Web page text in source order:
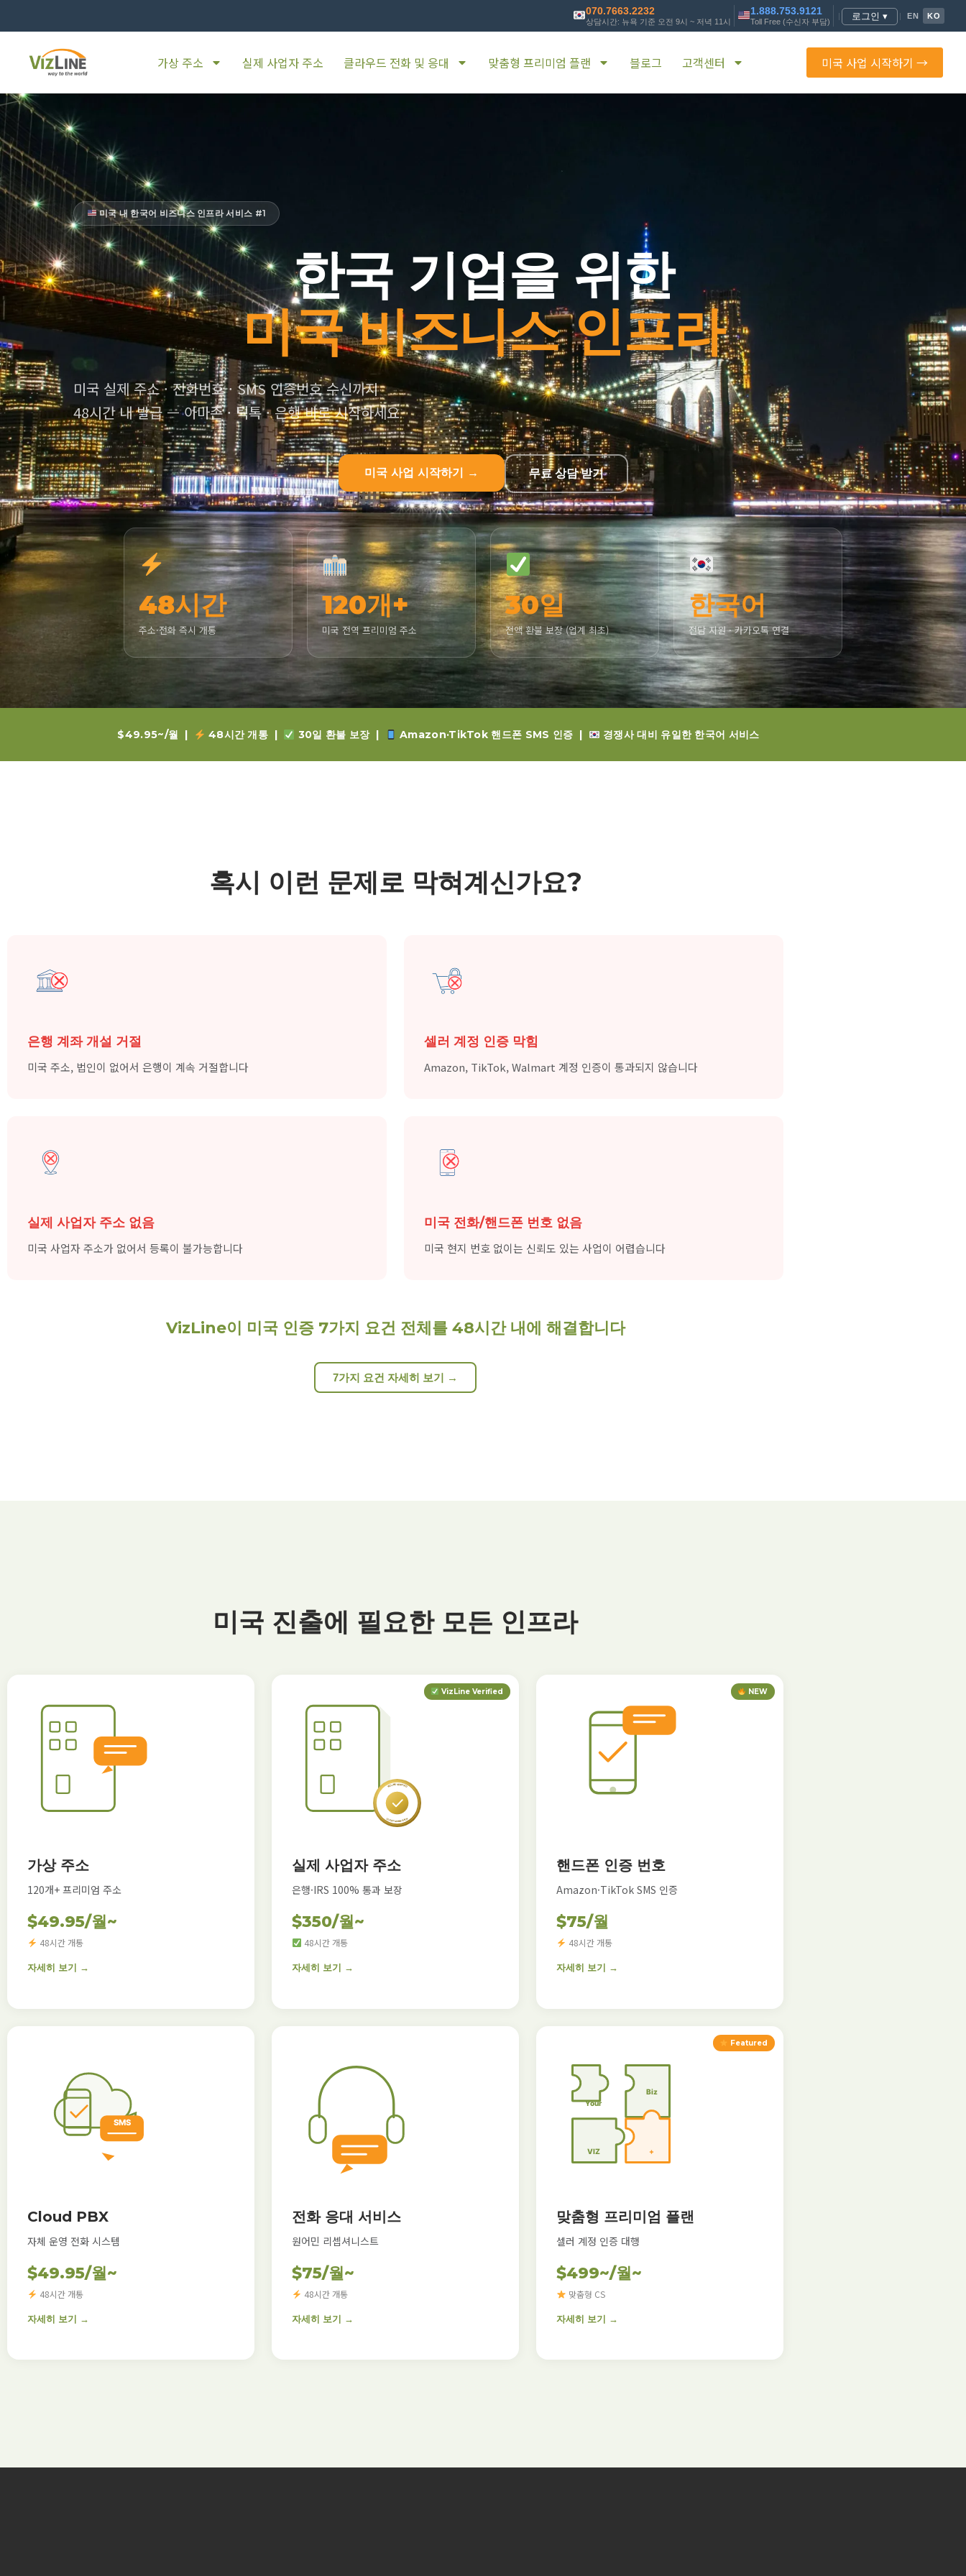
070.7663.2232
상담시간: 뉴욕 기준 오전 9시 ~ 저녁 11시
1.888.753.9121
Toll Free (수신자 부담)
| 로그인 ▾ | EN KO
가상 주소 실제 사업자 주소 클라우드 전화 및 응대 맞춤형 프리미엄 플랜 블로그 고객센터 미국 사업 시작하기 →
미국 내 한국어 비즈니스 인프라 서비스 #1
한국 기업을 위한
미국 비즈니스 인프라
미국 실제 주소 · 전화번호 · SMS 인증번호 수신까지
48시간 내 발급 — 아마존 · 틱톡 · 은행 바로 시작하세요
미국 사업 시작하기 → 무료 상담 받기
48시간
주소·전화 즉시 개통
120개+
미국 전역 프리미엄 주소
30일
전액 환불 보장 (업계 최초)
한국어
전담 지원 · 카카오톡 연결
$49.95~/월 | 48시간 개통 | 30일 환불 보장 | Amazon·TikTok 핸드폰 SMS 인증 | 경쟁사 대비 유일한 한국어 서비스
혹시 이런 문제로 막혀계신가요?
은행 계좌 개설 거절
미국 주소, 법인이 없어서 은행이 계속 거절합니다
셀러 계정 인증 막힘
Amazon, TikTok, Walmart 계정 인증이 통과되지 않습니다
실제 사업자 주소 없음
미국 사업자 주소가 없어서 등록이 불가능합니다
미국 전화/핸드폰 번호 없음
미국 현지 번호 없이는 신뢰도 있는 사업이 어렵습니다
VizLine이 미국 인증 7가지 요건 전체를 48시간 내에 해결합니다
7가지 요건 자세히 보기 →
미국 진출에 필요한 모든 인프라
가상 주소
120개+ 프리미엄 주소
$49.95/월~
48시간 개통
자세히 보기 →
VizLine Verified
실제 사업자 주소
은행·IRS 100% 통과 보장
$350/월~
48시간 개통
자세히 보기 →
NEW
핸드폰 인증 번호
Amazon·TikTok SMS 인증
$75/월
48시간 개통
자세히 보기 →
Cloud PBX
자체 운영 전화 시스템
$49.95/월~
48시간 개통
자세히 보기 →
전화 응대 서비스
원어민 리셉셔니스트
$75/월~
48시간 개통
자세히 보기 →
Featured
맞춤형 프리미엄 플랜
셀러 계정 인증 대행
$499~/월~
맞춤형 CS
자세히 보기 →